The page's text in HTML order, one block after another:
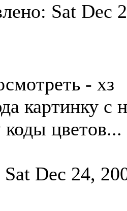
Sat Dec
- хз
картинку с
коды цветов...
Dec 24,